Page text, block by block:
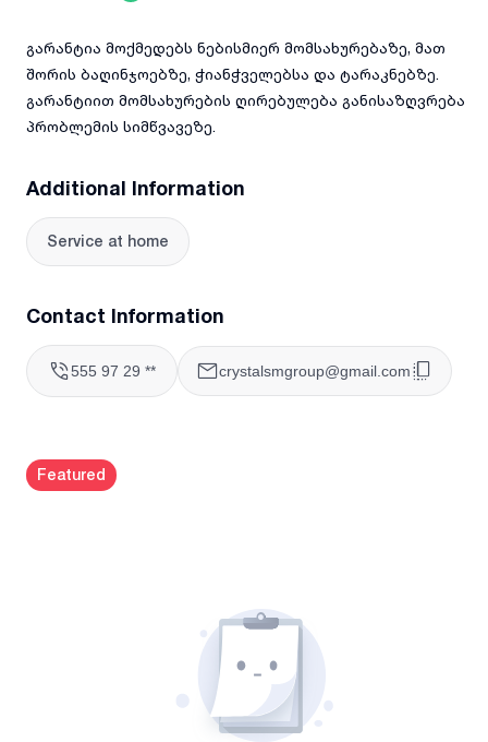
✅ სამშენებლო ობიექტებს
ჩვენ ვატარებთ:
განადგურებას
✔ ვირთხებისა და თაგვების კონტროლს
✔ პრევენციულ მომსახურებას ბიზნესებისთვის
რატომ ჩვენ?
🔹 უსაფრთხო მეთოდები
🔹ყველა საჭირო დოკუმენტაციის გაფორმება
🔹პრობლემის სრული აღმოფხრა
📞 დაგვიკავშირდით დღესვე და დაიცავით თქვენი ფართი
გარანტია მოქმედებს ნებისმიერ მომსახურებაზე, მათ
შორის ბაღინჯოებზე, ჭიანჭველებსა და ტარაკნებზე.
გარანტიით მომსახურების ღირებულება განისაზღვრება
პრობლემის სიმწვავეზე.
Additional Information
Service at home
Contact Information
555 97 29 ** crystalsmgroup@gmail.com
Featured